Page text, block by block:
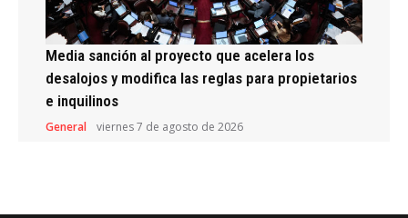
Media sanción al proyecto que acelera los
desalojos y modifica las reglas para propietarios
e inquilinos
General viernes 7 de agosto de 2026